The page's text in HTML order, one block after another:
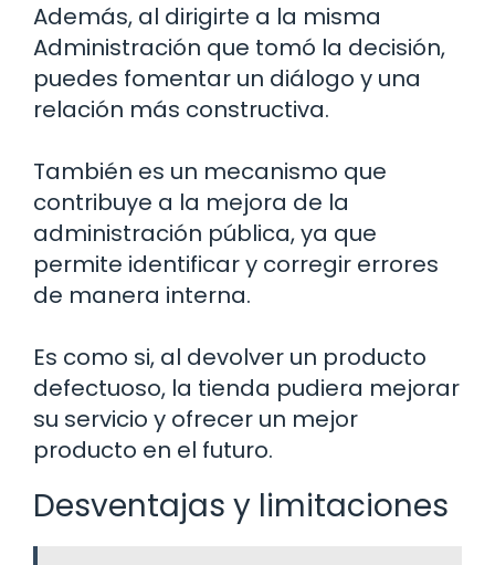
Además, al dirigirte a la misma
Administración que tomó la decisión,
puedes fomentar un diálogo y una
relación más constructiva.
También es un mecanismo que
contribuye a la mejora de la
administración pública, ya que
permite identificar y corregir errores
de manera interna.
Es como si, al devolver un producto
defectuoso, la tienda pudiera mejorar
su servicio y ofrecer un mejor
producto en el futuro.
Desventajas y limitaciones